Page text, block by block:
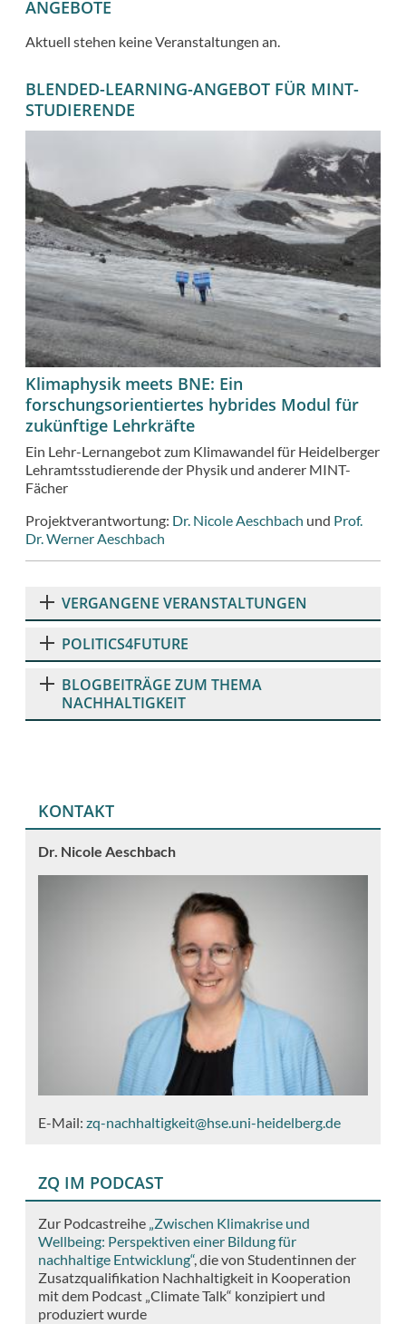
ANGEBOTE
Aktuell stehen keine Veranstaltungen an.
BLENDED-LEARNING-ANGEBOT FÜR MINT-
STUDIERENDE
Klimaphysik meets BNE: Ein
forschungsorientiertes hybrides Modul für
zukünftige Lehrkräfte
Ein Lehr-Lernangebot zum Klimawandel für Heidelberger
Lehramtsstudierende der Physik und anderer MINT-
Fächer
Projektverantwortung: Dr. Nicole Aeschbach und Prof.
Dr. Werner Aeschbach
VERGANGENE VERANSTALTUNGEN
POLITICS4FUTURE
BLOGBEITRÄGE ZUM THEMA
NACHHALTIGKEIT
KONTAKT
Dr. Nicole Aeschbach
E-Mail: zq-nachhaltigkeit@hse.uni-heidelberg.de
ZQ IM PODCAST
Zur Podcastreihe „Zwischen Klimakrise und
Wellbeing: Perspektiven einer Bildung für
nachhaltige Entwicklung“, die von Studentinnen der
Zusatzqualifikation Nachhaltigkeit in Kooperation
mit dem Podcast „Climate Talk“ konzipiert und
produziert wurde